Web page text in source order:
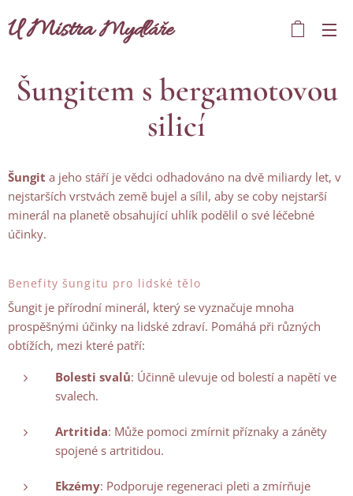
U MistraMydláře
Šungitem s bergamotovou
silicí
Šungit a jeho stáří je vědci odhadováno na dvě miliardy let, v
nejstarších vrstvách země bujel a sílil, aby se coby nejstarší
minerál na planetě obsahující uhlík podělil o své léčebné
účinky.
Benefity šungitu pro lidské tělo
Šungit je přírodní minerál, který se vyznačuje mnoha
prospěšnými účinky na lidské zdraví. Pomáhá při různých
obtížích, mezi které patří:
Bolesti svalů: Účinně ulevuje od bolestí a napětí ve
svalech.
Artritida: Může pomoci zmírnit příznaky a záněty
spojené s artritidou.
Ekzémy: Podporuje regeneraci pleti a zmírňuje